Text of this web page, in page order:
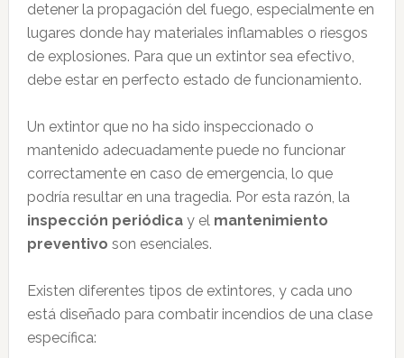
detener la propagación del fuego, especialmente en
lugares donde hay materiales inflamables o riesgos
de explosiones. Para que un extintor sea efectivo,
debe estar en perfecto estado de funcionamiento.
Un extintor que no ha sido inspeccionado o
mantenido adecuadamente puede no funcionar
correctamente en caso de emergencia, lo que
podría resultar en una tragedia. Por esta razón, la
inspección periódicay el mantenimiento
preventivo son esenciales.
Existen diferentes tipos de extintores, y cada uno
está diseñado para combatir incendios de una clase
específica: